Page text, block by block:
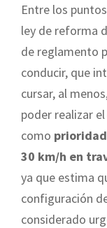
Entre los
ley de reforma
de reglamento
conducir, que
cursar, al
poder realizar
como
30 km/h en
ya que estima
configuración
considerado